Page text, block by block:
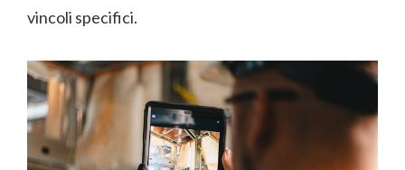
vincoli specifici.